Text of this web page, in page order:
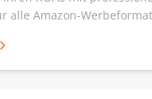
alle Amazon-